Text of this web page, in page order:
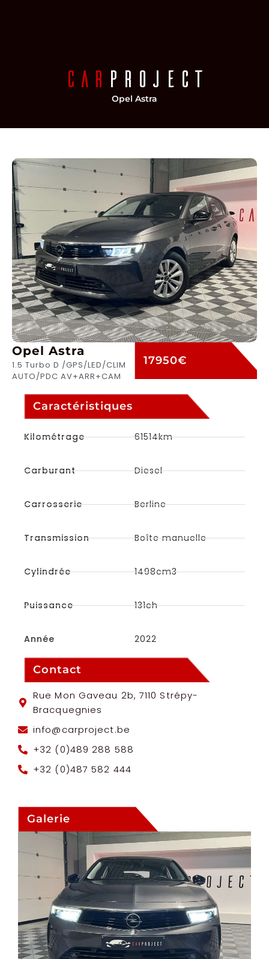
Car Project
Opel Astra
Opel Astra
1.5 Turbo D /GPS/LED/CLIM
AUTO/PDC AV+ARR+CAM
17950€
Caractéristiques
Kilométrage
Carburant
Carrosserie
Transmission
Cylindrée
Puissance
Année
61514km
Diesel
Berline
Boîte manuelle
1498cm3
131ch
2022
Contact
Rue Mon Gaveau 2b, 7110 Strépy-
Bracquegnies
info@carproject.be
+32 (0)489 288 588
+32 (0)487 582 444
Galerie